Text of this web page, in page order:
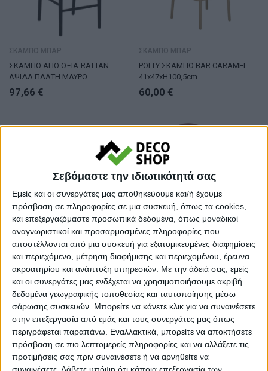
Σεβόμαστε την ιδιωτικότητά σας
Εμείς και οι συνεργάτες μας αποθηκεύουμε και/ή έχουμε
πρόσβαση σε πληροφορίες σε μια συσκευή, όπως τα cookies,
και επεξεργαζόμαστε προσωπικά δεδομένα, όπως μοναδικοί
αναγνωριστικοί και προσαρμοσμένες πληροφορίες που
αποστέλλονται από μια συσκευή για εξατομικευμένες διαφημίσεις
και περιεχόμενο, μέτρηση διαφήμισης και περιεχομένου, έρευνα
ακροατηρίου και ανάπτυξη υπηρεσιών. Με την άδειά σας, εμείς
και οι συνεργάτες μας ενδέχεται να χρησιμοποιήσουμε ακριβή
δεδομένα γεωγραφικής τοποθεσίας και ταυτοποίησης μέσω
σάρωσης συσκευών. Μπορείτε να κάνετε κλικ για να συναινέσετε
στην επεξεργασία από εμάς και τους συνεργάτες μας όπως
περιγράφεται παραπάνω. Εναλλακτικά, μπορείτε να αποκτήσετε
πρόσβαση σε πιο λεπτομερείς πληροφορίες και να αλλάξετε τις
προτιμήσεις σας πριν συναινέσετε ή να αρνηθείτε να
ΣΚΑΜΠΟ ΜΠΑΡ
ΣΚΑΜΠΟ ΑΠΟ ΟΞΙΑ-RATTAN
ΑΨΙΔΑ ΠΛΑΤΗ ΜΑΥΡΟ
43,5x50x98ΥεκHM9408.02
97,66 €
ΣΚΑΜΠΟ ΜΠΑΡ
POLLY ΣΚΑΜΠΩ BAR CARAMEL
41x47xH100,5cm
60,00 €
ΣΚΑΜΠΟ ΜΠΑΡ
ΣΚΑΜΠΟ ΜΕΣ.ΥΨΟΥΣ GIOLIANA
HM8750.15 ΞΥΛΟ ΟΞΙΑΣ DARK
HONEY-PLYWOOD ΚΑΘΙΣΜΑ
46x46x101Υεκ.
72,16€
ΣΚΑΜΠΟ ODED ΜΕΣΑΙΟΥ ΥΨΟΥΣ
HM8732.12 ΜΕ ΜΕΤΑΛΛΙΚΑ
ΠΟΔΙΑ & ΒΕΛΟΥΔΟ ΣΑΠΙΟ ΜΗΛΟ
45x53x98 εκ.
39,89€